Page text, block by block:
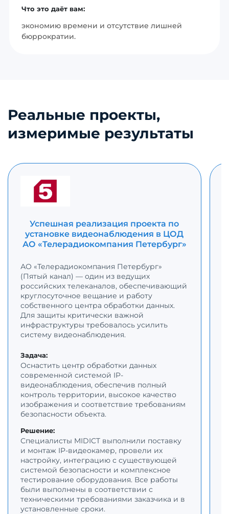
Что это даёт вам:
экономию времени и отсутствие лишней
бюррократии.
Реальные проекты,
измеримые результаты
Успешная реализация проекта по
установке видеонаблюдения в ЦОД
АО «Телерадиокомпания Петербург»
АО «Телерадиокомпания Петербург»
(Пятый канал) — один из ведущих
российских телеканалов, обеспечивающий
круглосуточное вещание и работу
собственного центра обработки данных.
Для защиты критически важной
инфраструктуры требовалось усилить
систему видеонаблюдения.
Задача:
Оснастить центр обработки данных
современной системой IP-
видеонаблюдения, обеспечив полный
контроль территории, высокое качество
изображения и соответствие требованиям
безопасности объекта.
Решение:
Специалисты MIDICT выполнили поставку
и монтаж IP-видеокамер, провели их
настройку, интеграцию с существующей
системой безопасности и комплексное
тестирование оборудования. Все работы
были выполнены в соответствии с
техническими требованиями заказчика и в
установленные сроки.